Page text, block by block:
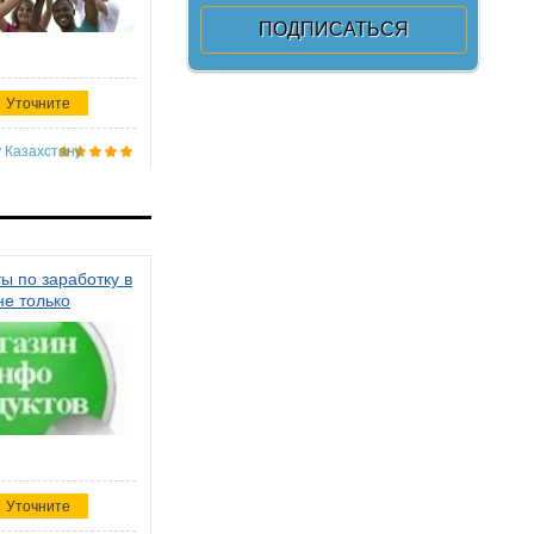
Уточните
Казахстану
по заработку в
только
Уточните